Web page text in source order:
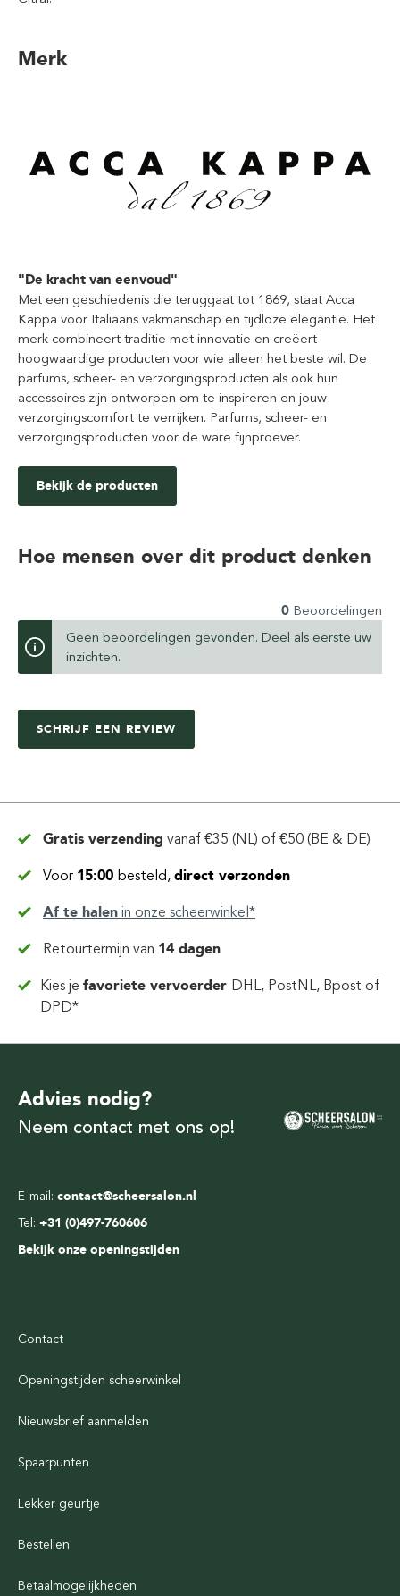
Merk
"De kracht van eenvoud"
Met een geschiedenis die teruggaat tot 1869, staat Acca
Kappa voor Italiaans vakmanschap en tijdloze elegantie. Het
merk combineert traditie met innovatie en creëert
hoogwaardige producten voor wie alleen het beste wil. De
parfums, scheer- en verzorgingsproducten als ook hun
accessoires zijn ontworpen om te inspireren en jouw
verzorgingscomfort te verrijken. Parfums, scheer- en
verzorgingsproducten voor de ware fijnproever.
Bekijk de producten
Hoe mensen over dit product denken
0 Beoordelingen
Geen beoordelingen gevonden. Deel als eerste uw
inzichten.
SCHRIJF EEN REVIEW
Gratis verzending vanaf €35 (NL) of €50 (BE & DE)
Voor 15:00 besteld, direct verzonden
Af te halen in onze scheerwinkel*
Retourtermijn van 14 dagen
Kies jefavoriete vervoerder DHL, PostNL, Bpost of
DPD*
E-mail: contact@scheersalon.nl
Tel: +31 (0)497-760606
Bekijk onze openingstijden
Advies nodig?
Neem contact met ons op!
Contact
Openingstijden scheerwinkel
Nieuwsbrief aanmelden
Spaarpunten
Lekker geurtje
Bestellen
Betaalmogelijkheden